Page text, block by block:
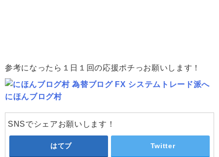
参考になったら１日１回の応援ポチっお願いします！
にほんブログ村
SNSでシェアお願いします！
はてブ Twitter